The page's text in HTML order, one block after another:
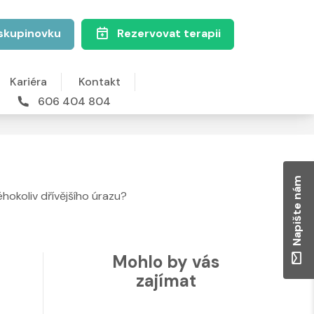
Rezervovat terapii
Kariéra
Kontakt
606 404 804
dřívějšího úrazu?
Mohlo by vás
zajímat
Napište nám